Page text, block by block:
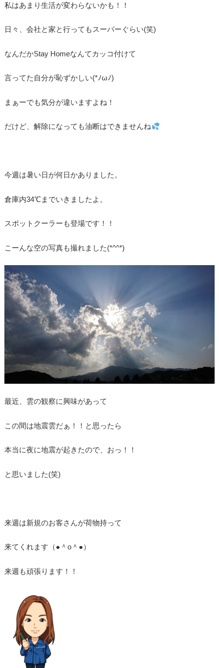
私はあまり生活が変わらないかも！！
日々、会社と家と行ってもスーパーぐらい(笑)
なんだかStay Homeなんてカッコ付けて
言ってた自分が恥ずかしい(*ﾉωﾉ)
まぁーでも気分が違いますよね！
だけど、解除になっても油断はできませんね
今週は暑い日が何日かありました。
倉庫内34℃までいきましたよ。
スポットクーラーも登場です！！
こーんな空の写真も撮れました(*^^*)
最近、雲の観察に興味があって
この間は地震雲だぁ！！と思ったら
本当に夜に地震が起きたので、おっ！！
と思いました(笑)
来週は新規のお客さんが荷物持って
来てくれます（●＾o＾●）
来週も頑張ります！！